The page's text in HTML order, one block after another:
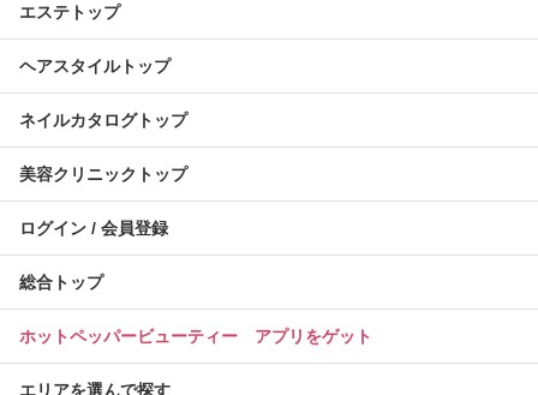
エステトップ
ヘアスタイルトップ
ネイルカタログトップ
美容クリニックトップ
ログイン / 会員登録
総合トップ
ホットペッパービューティー アプリをゲット
エリアを選んで探す